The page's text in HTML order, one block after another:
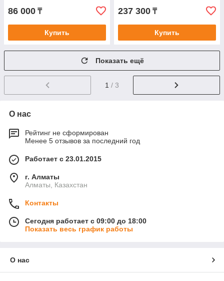
86 000 ₸
Купить
237 300 ₸
Купить
Показать ещё
1 / 3
О нас
Рейтинг не сформирован
Менее 5 отзывов за последний год
Работает с 23.01.2015
г. Алматы
Алматы, Казахстан
Контакты
Сегодня работает с 09:00 до 18:00
Показать весь график работы
О нас